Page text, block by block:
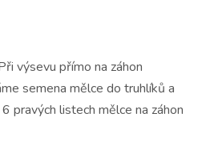
výsevu přímo na záhon
semena mělce do truhlíků a
pravých listech mělce na záhon